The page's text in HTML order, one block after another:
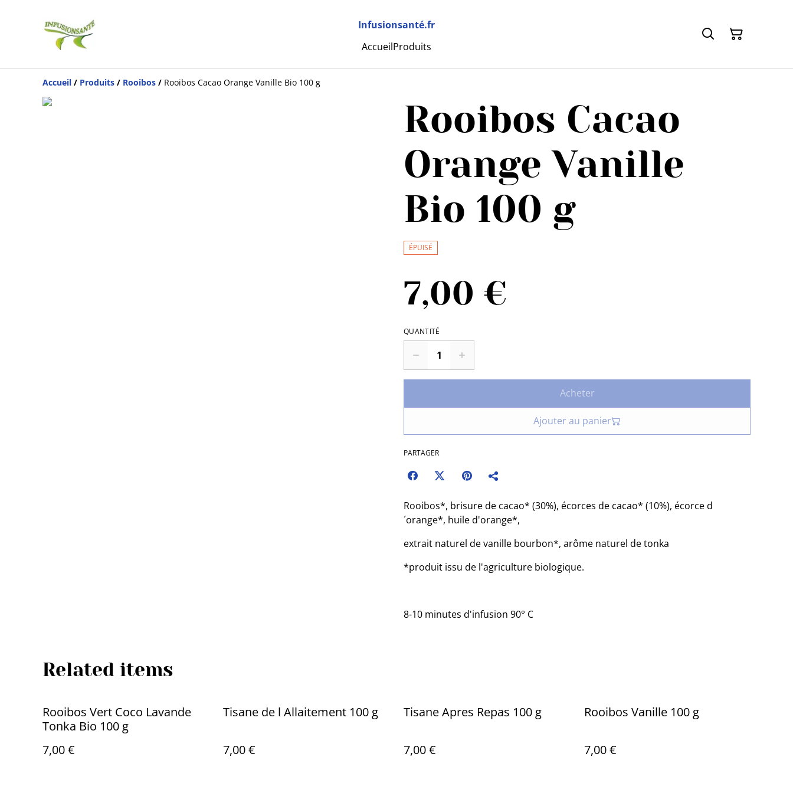
Infusionsanté.fr
AccueilProduits
Accueil / Produits / Rooibos / Rooibos Cacao Orange Vanille Bio 100 g
Rooibos Cacao
Orange Vanille
Bio 100 g
ÉPUISÉ
7,00 €
QUANTITÉ
Acheter
Ajouter au panier
PARTAGER
Rooibos*, brisure de cacao* (30%), écorces de cacao* (10%), écorce d
´orange*, huile d'orange*,
extrait naturel de vanille bourbon*, arôme naturel de tonka
*produit issu de l'agriculture biologique.
8-10 minutes d'infusion 90° C
Related items
Rooibos Vert Coco Lavande
Tonka Bio 100 g
7,00 €
Tisane de l Allaitement 100 g
7,00 €
Tisane Apres Repas 100 g
7,00 €
Rooibos Vanille 100 g
7,00 €